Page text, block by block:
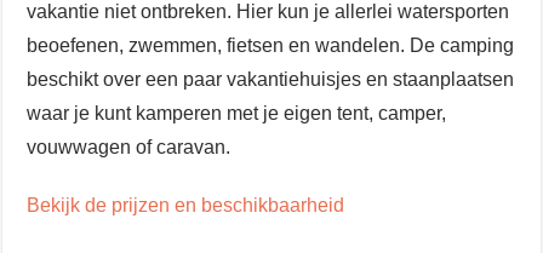
vakantie niet ontbreken. Hier kun je allerlei watersporten
beoefenen, zwemmen, fietsen en wandelen. De camping
beschikt over een paar vakantiehuisjes en staanplaatsen
waar je kunt kamperen met je eigen tent, camper,
vouwwagen of caravan.
Bekijk de prijzen en beschikbaarheid